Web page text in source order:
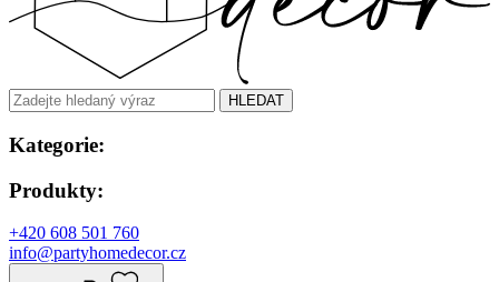
HLEDAT
Kategorie:
Produkty:
+420 608 501 760
info@partyhomedecor.cz